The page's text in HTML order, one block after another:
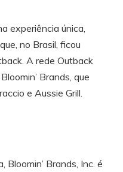
experiência única,
no Brasil, ficou
A rede Outback
Brands, que
e Aussie Grill.
Bloomin’ Brands, Inc. é